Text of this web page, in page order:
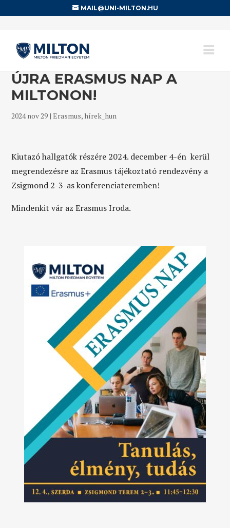
MAIL@UNI-MILTON.HU
ÚJRA ERASMUS NAP A
MILTONON!
2024 nov 29 |Erasmus, hírek_hun
Kiutazó hallgatók részére 2024. december 4-én kerül
megrendezésre az Erasmus tájékoztató rendezvény a
Zsigmond 2-3-as konferenciateremben!
Mindenkit vár az Erasmus Iroda.